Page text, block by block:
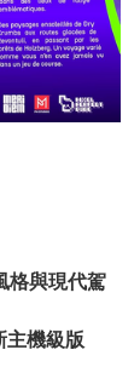
格與現代駕
主機級版